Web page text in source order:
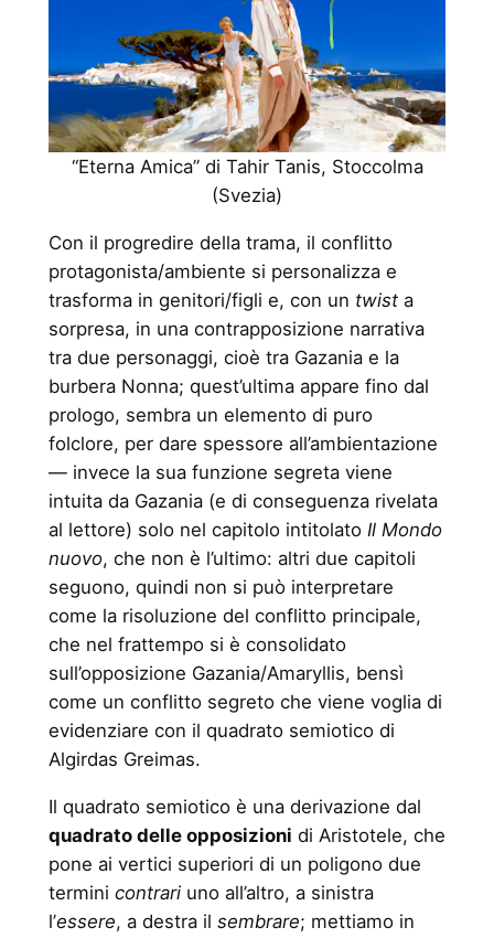
“Eterna Amica” di Tahir Tanis, Stoccolma
(Svezia)
Con il progredire della trama, il conflitto
protagonista/ambiente si personalizza e
trasforma in genitori/figli e, con un twista
sorpresa, in una contrapposizione narrativa
tra due personaggi, cioè tra Gazania e la
burbera Nonna; quest’ultima appare fino dal
prologo, sembra un elemento di puro
folclore, per dare spessore all’ambientazione
— invece la sua funzione segreta viene
intuita da Gazania (e di conseguenza rivelata
al lettore) solo nel capitolo intitolato Il Mondo
nuovo, che non è l’ultimo: altri due capitoli
seguono, quindi non si può interpretare
come la risoluzione del conflitto principale,
che nel frattempo si è consolidato
sull’opposizione Gazania/Amaryllis, bensì
come un conflitto segreto che viene voglia di
evidenziare con il quadrato semiotico di
Algirdas Greimas.
Il quadrato semiotico è una derivazione dal
quadrato delle opposizioni di Aristotele, che
pone ai vertici superiori di un poligono due
termini contrariuno all’altro, a sinistra
l’essere, a destra il sembrare; mettiamo in